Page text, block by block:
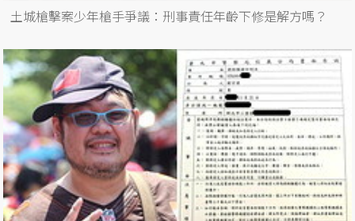
土城槍擊案少年槍手爭議：刑事責任年齡下修是解方嗎？